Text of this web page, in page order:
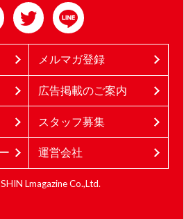
メルマガ登録
広告掲載のご案内
スタッフ募集
運営会社
Lmagazine Co.,Ltd.